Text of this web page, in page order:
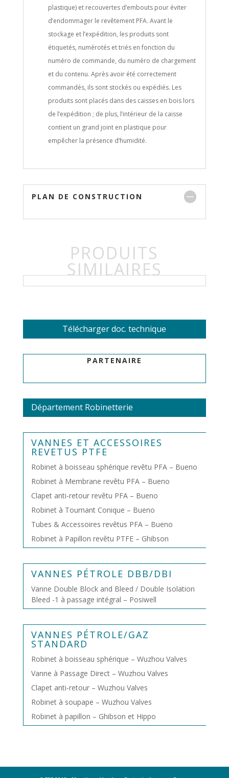
plastique) et recouvertes d’embouts pour éviter
d’endommager le revêtement PFA. Avant le
stockage et l’expédition, les produits sont
étiquetés, numérotés et triés en fonction du
numéro de commande, du numéro de chargement
et du contenu. Après avoir été correctement
commandés, ils sont stockés ou expédiés. Les
produits sont placés dans des caisses en bois lors
de l’expédition ; de plus, l’intérieur de la caisse
contient un grand joint en plastique pour
empêcher la présence d’humidité.
PLAN DE CONSTRUCTION
PRODUITS
SIMILAIRES
Télécharger doc. technique
PARTENAIRE
Département Robinetterie
VANNES ET ACCESSOIRES
REVETUS PTFE
Robinet à boisseau sphérique revêtu PFA – Bueno
Robinet à Membrane revêtu PFA – Bueno
Clapet anti-retour revêtu PFA – Bueno
Robinet à Tournant Conique – Bueno
Tubes & Accessoires revêtus PFA – Bueno
Robinet à Papillon revêtu PTFE – Ghibson
VANNES PÉTROLE DBB/DBI
Vanne Double Block and Bleed / Double Isolation
Bleed -1 à passage intégral – Posiwell
VANNES PÉTROLE/GAZ
STANDARD
Robinet à boisseau sphérique – Wuzhou Valves
Vanne à Passage Direct – Wuzhou Valves
Clapet anti-retour – Wuzhou Valves
Robinet à soupape – Wuzhou Valves
Robinet à papillon – Ghibson et Hippo